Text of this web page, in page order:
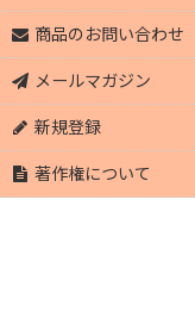
商品のお問い合わせ
メールマガジン
新規登録
著作権について